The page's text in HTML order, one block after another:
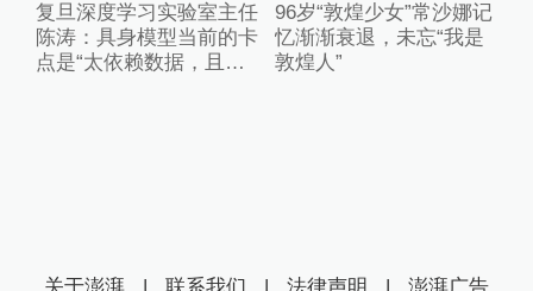
复旦深度学习实验室主任
陈涛：具身模型当前的卡
点是“太依赖数据，且缺
96岁“敦煌少女”常沙娜记
忆渐渐衰退，未忘“我是
敦煌人”